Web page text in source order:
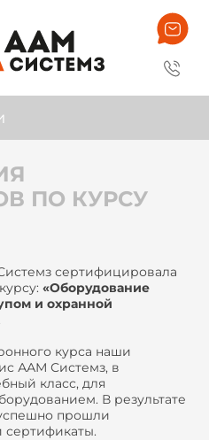
ПО КУРСУ
сертифицировала
«Оборудование
и охранной
курса наши
ААМ Системз, в
класс, для
В результате
прошли
сертификаты.